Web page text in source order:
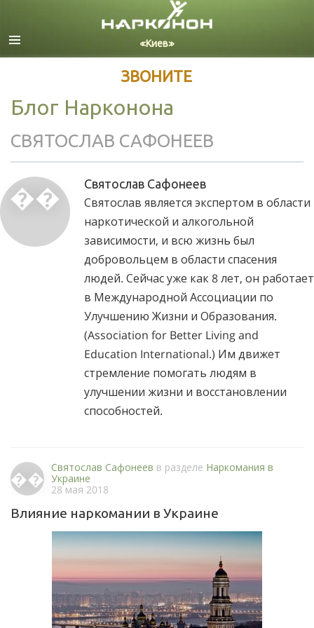
Русский
ЗВОНИТЕ
Блог Нарконона
СВЯТОСЛАВ САФОНЕЕВ
�� Святослав Сафонеев
Святослав является экспертом в области
наркотической и алкогольной
зависимости, и всю жизнь был
добровольцем в области спасения
людей. Сейчас уже как 8 лет, он работает
в Международной Ассоциации по
Улучшению Жизни и Образования.
(Association for Better Living and
Education International.) Им движет
стремление помогать людям в
улучшении жизни и восстановлении
способностей.
�� Святослав Сафонеев в разделе Наркомания в
Украине
28 мая 2018
Влияние наркомании в Украине